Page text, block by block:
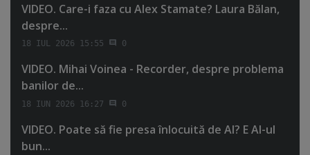
VIDEO. Care-i faza cu Alex Stamate? Laura Bălan,
despre...
18 IUL 2026 15:55 0
VIDEO. Mihai Voinea - Recorder, despre problema
banilor de...
18 IUN 2026 16:27 0
VIDEO. Poate să fie presa înlocuită de AI? E AI-ul
bun...